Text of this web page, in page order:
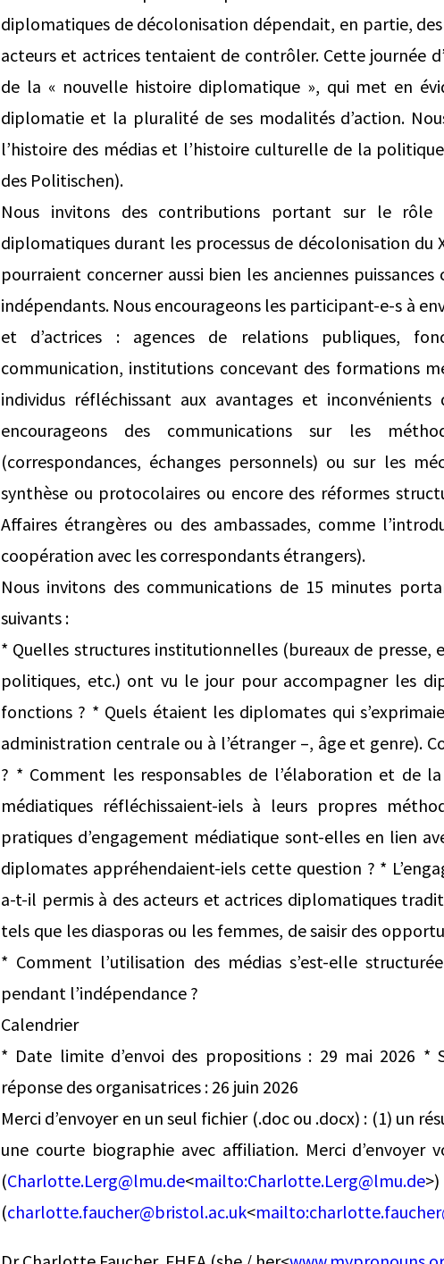
diplomatiques de décolonisation dépendait, en partie,
acteurs et actrices tentaient de contrôler. Cette journée
de la « nouvelle histoire diplomatique », qui met en
diplomatie et la pluralité de ses modalités d’action.
l’histoire des médias et l’histoire culturelle de la
des Politischen).
Nous invitons des contributions portant sur le rôle
diplomatiques durant les processus de décolonisation du
pourraient concerner aussi bien les anciennes
indépendants. Nous encourageons les participant-e-s à
et d’actrices : agences de relations publiques,
communication, institutions concevant des formations
individus réfléchissant aux avantages et
encourageons des communications sur les
(correspondances, échanges personnels) ou sur les
synthèse ou protocolaires ou encore des réformes
Affaires étrangères ou des ambassades, comme
coopération avec les correspondants étrangers).
Nous invitons des communications de 15 minutes
suivants :
* Quelles structures institutionnelles (bureaux de presse,
politiques, etc.) ont vu le jour pour accompagner les
fonctions ? * Quels étaient les diplomates qui
administration centrale ou à l’étranger –, âge et genre).
? * Comment les responsables de l’élaboration et de
médiatiques réfléchissaient‑iels à leurs propres
pratiques d’engagement médiatique sont-elles en lien
diplomates appréhendaient‑iels cette question ? *
a-t-il permis à des acteurs et actrices diplomatiques
tels que les diasporas ou les femmes, de saisir des
* Comment l’utilisation des médias s’est‑elle
pendant l’indépendance ?
Calendrier
* Date limite d’envoi des propositions : 29 mai 2026 *
réponse des organisatrices : 26 juin 2026
Merci d’envoyer en un seul fichier (.doc ou .docx) : (1) un
une courte biographie avec affiliation. Merci d’envoyer
(Charlotte.Lerg@lmu.de<mailto:Charlotte.Lerg@lmu.de
(charlotte.faucher@bristol.ac.uk<mailto: